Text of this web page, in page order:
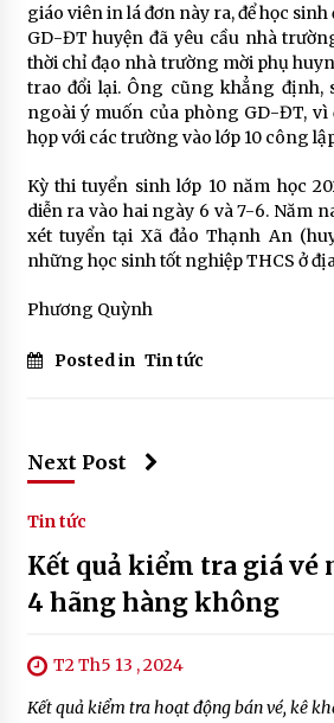
giáo viên in lá đơn này ra, để học
GD-ĐT huyện đã yêu cầu nhà
thời chỉ đạo nhà trường mời phụ
trao đổi lại. Ông cũng khẳng định,
ngoài ý muốn của phòng GD-ĐT,
họp với các trường vào lớp 10 công
Kỳ thi tuyển sinh lớp 10 năm học
diễn ra vào hai ngày 6 và 7-6. Năm
xét tuyển tại Xã đảo Thạnh An
những học sinh tốt nghiệp THCS ở
Phương Quỳnh
Posted in Tin tức
Next Post
Tin tức
Kết quả kiểm tra giá vé
4 hãng hàng không
T2 Th5 13 , 2024
Kết quả kiểm tra hoạt động bán vé, kê